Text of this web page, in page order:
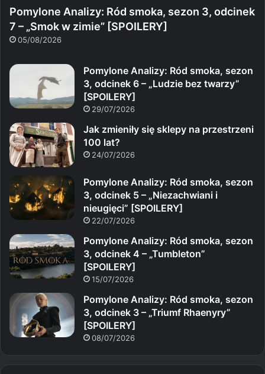
Pomylone Analizy: Ród smoka, sezon 3, odcinek
7 – „Smok w zimie” [SPOILERY]
05/08/2026
Pomylone Analizy: Ród smoka, sezon
3, odcinek 6 – „Ludzie bez twarzy”
[SPOILERY]
29/07/2026
Jak zmieniły się sklepy na przestrzeni
100 lat?
24/07/2026
Pomylone Analizy: Ród smoka, sezon
3, odcinek 5 – „Niezachwiani i
nieugięci” [SPOILERY]
22/07/2026
Pomylone Analizy: Ród smoka, sezon
3, odcinek 4 – „Tumbleton”
[SPOILERY]
15/07/2026
Pomylone Analizy: Ród smoka, sezon
3, odcinek 3 – „Triumf Rhaenyry”
[SPOILERY]
08/07/2026